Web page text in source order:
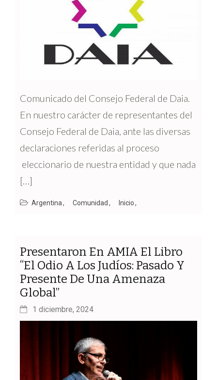
Comunicado del Consejo Federal de Daia.
En nuestro carácter de representantes del
Consejo Federal de Daia, ante las diversas
declaraciones referidas al proceso
eleccionario de nuestra entidad y que nada
[…]
Argentina Comunidad Inicio
Presentaron En AMIA El Libro
“El Odio A Los Judíos: Pasado Y
Presente De Una Amenaza
Global”
1 diciembre, 2024